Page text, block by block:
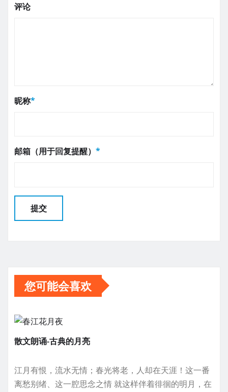
评论
昵称*
邮箱（用于回复提醒） *
您可能会喜欢
散文朗诵-古典的月亮
江月有恨，流水无情；春光将老，人却在天涯！这一番
离愁别绪、这一腔思念之情 就这样伴着徘徊的明月，在